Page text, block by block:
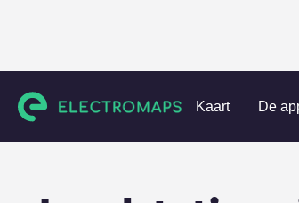
Kaart De
Charging stations Verenigde Staten